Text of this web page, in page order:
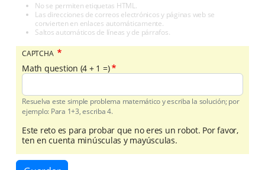
No se permiten etiquetas HTML.
Las direcciones de correos electrónicos y páginas web se
convierten en enlaces automáticamente.
Saltos automáticos de líneas y de párrafos.
CAPTCHA
Math question (4 + 1 =)
Resuelva este simple problema matemático y escriba la solución; por
ejemplo: Para 1+3, escriba 4.
Este reto es para probar que no eres un robot. Por favor,
ten en cuenta minúsculas y mayúsculas.